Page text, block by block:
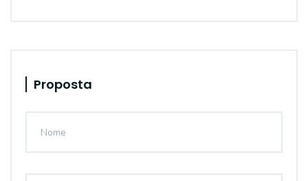
Proposta